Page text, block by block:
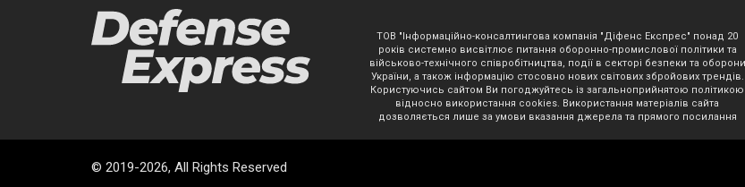
ТОВ "Інформаційно-консалтингова компанія "Діфенс Експрес" понад 20
років системно висвітлює питання оборонно-промислової політики та
військово-технічного співробітництва, події в секторі безпеки та оборони
України, а також інформацію стосовно нових світових збройових трендів.
Користуючись сайтом Ви погоджуйтесь із загальноприйнятою політикою
відносно використання cookies. Використання матеріалів сайта
дозволяється лише за умови вказання джерела та прямого посилання
© 2019-2026, All Rights Reserved